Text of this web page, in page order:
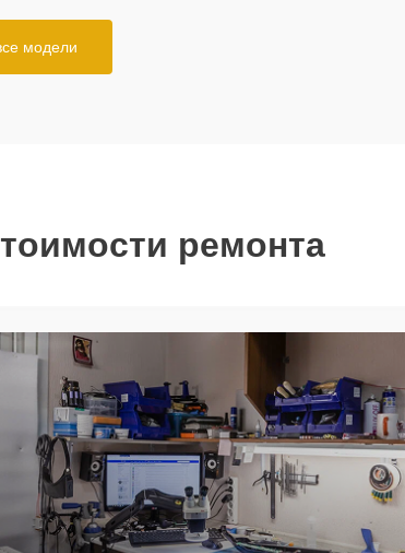
модели
ремонта